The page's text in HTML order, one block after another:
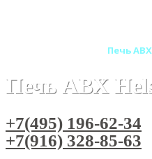
Печь
Печь ABX
+7(495) 196-62-34
+7(916) 328-85-63